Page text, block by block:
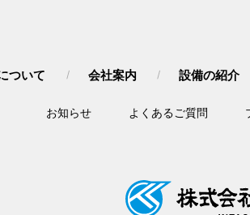
ついて 会社案内 設備の紹介
お知らせ よくあるご質問